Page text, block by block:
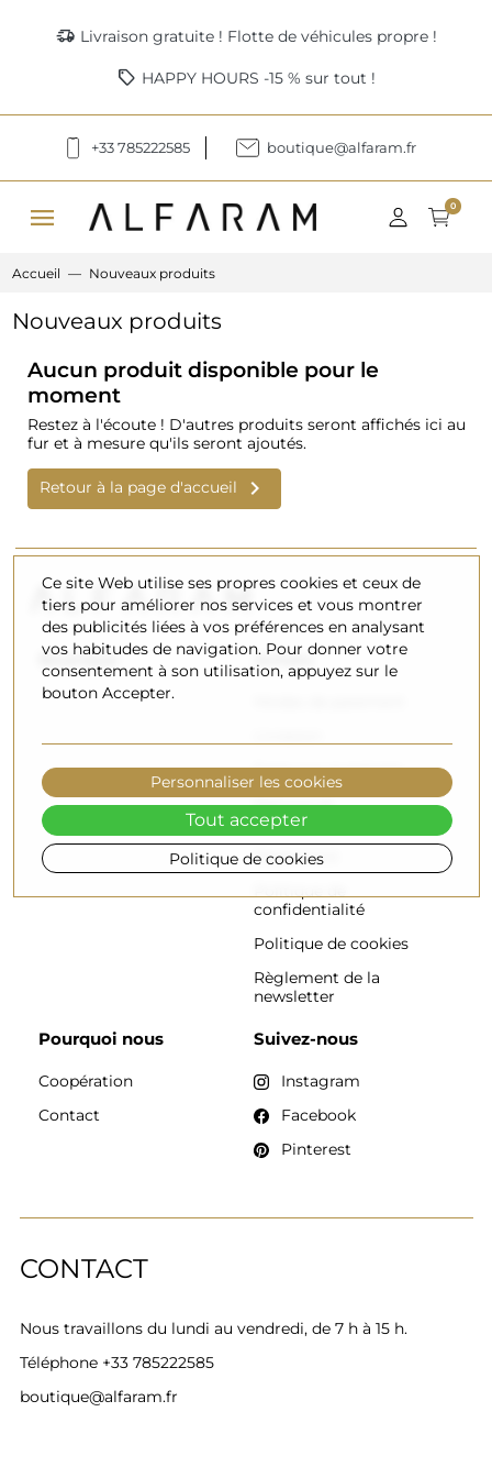
delivery_truck_speed Livraison gratuite ! Flotte de véhicules propre !
sell HAPPY HOURS -15 % sur tout !
+33 785222585 boutique@alfaram.fr
menu 0
Accueil Nouveaux produits
Nouveaux produits
Aucun produit disponible pour le
moment
Restez à l'écoute ! D'autres produits seront affichés ici au
fur et à mesure qu'ils seront ajoutés.
Retour à la page d'accueil 
Ce site Web utilise ses propres cookies et ceux de
tiers pour améliorer nos services et vous montrer
des publicités liées à vos préférences en analysant
vos habitudes de navigation. Pour donner votre
consentement à son utilisation, appuyez sur le
bouton Accepter.
Politique de cookies
Personnaliser les cookies
Tout accepter
CONTACT
Nous travaillons du lundi au vendredi, de 7 h à 15 h.
Téléphone +33 785222585
boutique@alfaram.fr
Boutique Achats
Foire aux questions
Retours et
réclamations
Règlement
confidentialité
Politique de cookies
Règlement de la
newsletter
Pourquoi nous
Coopération
Contact
Suivez-nous
Instagram
Facebook
Pinterest